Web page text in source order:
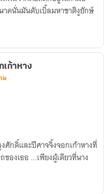
คนั่นมันดับเบิ้ลมหาชาติงูยักษ์
ก้าหาง
ม
กดิ์และปีศาจจิ้งจอกเก้าหางที่
องเธอ ...เพียงผู้เดียวที่นาง